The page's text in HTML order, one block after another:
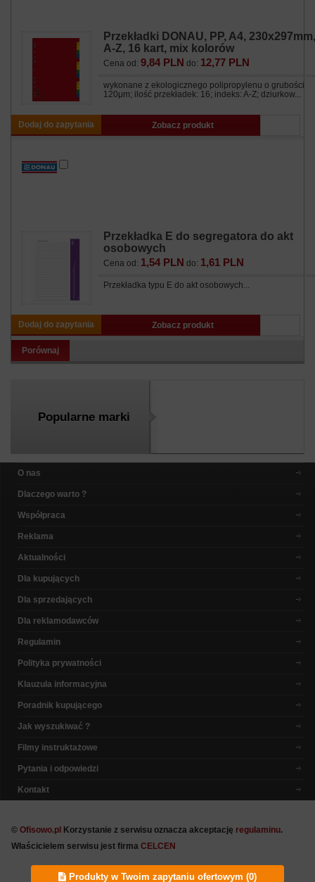
Przekładki DONAU, PP, A4, 230x297mm,
A-Z, 16 kart, mix kolorów
Cena od: 9,84 PLN do: 12,77 PLN
wykonane z ekologicznego polipropylenu o grubości
120μm; ilość przekładek: 16; indeks: A-Z; dziurkow...
Dodaj do zapytania Zobacz produkt
Przekładka E do segregatora do akt
osobowych
Cena od: 1,54 PLN do: 1,61 PLN
Przekładka typu E do akt osobowych...
Dodaj do zapytania Zobacz produkt
Porównaj
Popularne marki
O nas
Dlaczego warto ?
Współpraca
Reklama
Aktualności
Dla kupujących
Dla sprzedających
Dla reklamodawców
Regulamin
Polityka prywatności
Klauzula informacyjna
Poradnik kupującego
Jak wyszukiwać ?
Filmy instruktażowe
Pytania i odpowiedzi
Kontakt
Produkty w Twoim zapytaniu ofertowym (0)
© Ofisowo.pl Korzystanie z serwisu oznacza akceptację regulaminu.
Właścicielem serwisu jest firma CELCEN